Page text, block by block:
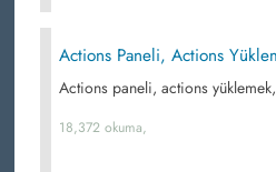
Actions Paneli, Actions
Actions paneli, actions
18,372 okuma,